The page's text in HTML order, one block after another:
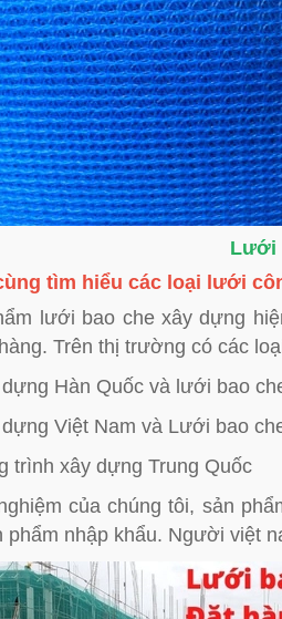
Lưới
tìm hiểu các loại lưới
lưới bao che xây dựng
Trên thị trường có các
Hàn Quốc và lưới bao
Việt Nam và Lưới bao
trình xây dựng Trung Quốc
của chúng tôi, sản
phẩm nhập khẩu. Người việt